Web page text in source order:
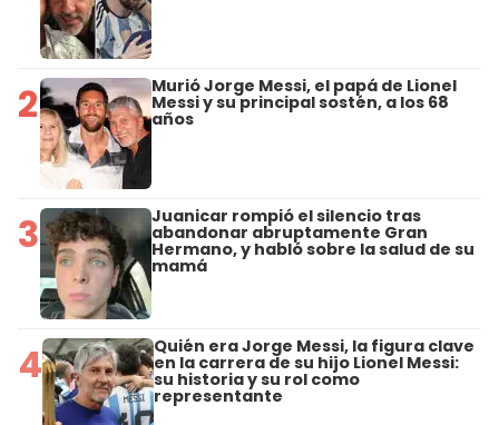
2 Murió Jorge Messi, el papá de Lionel
Messi y su principal sostén, a los 68
años
3 Juanicar rompió el silencio tras
abandonar abruptamente Gran
Hermano, y habló sobre la salud de su
mamá
4 Quién era Jorge Messi, la figura clave
en la carrera de su hijo Lionel Messi:
su historia y su rol como
representante